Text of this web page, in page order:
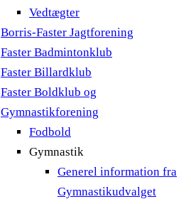
Vedtægter
Borris-Faster Jagtforening
Faster Badmintonklub
Faster Billardklub
Faster Boldklub og
Gymnastikforening
Fodbold
Gymnastik
Generel information fra
Gymnastikudvalget